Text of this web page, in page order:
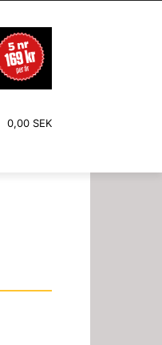
0,00 SEK